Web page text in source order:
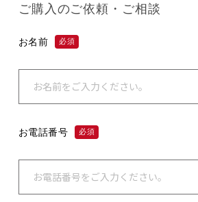
ご購入のご依頼・ご相談
お名前 必須
お電話番号 必須